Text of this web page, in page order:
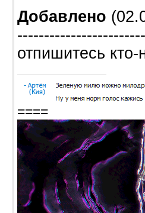
Добавлено
отпишитесь кто-
====